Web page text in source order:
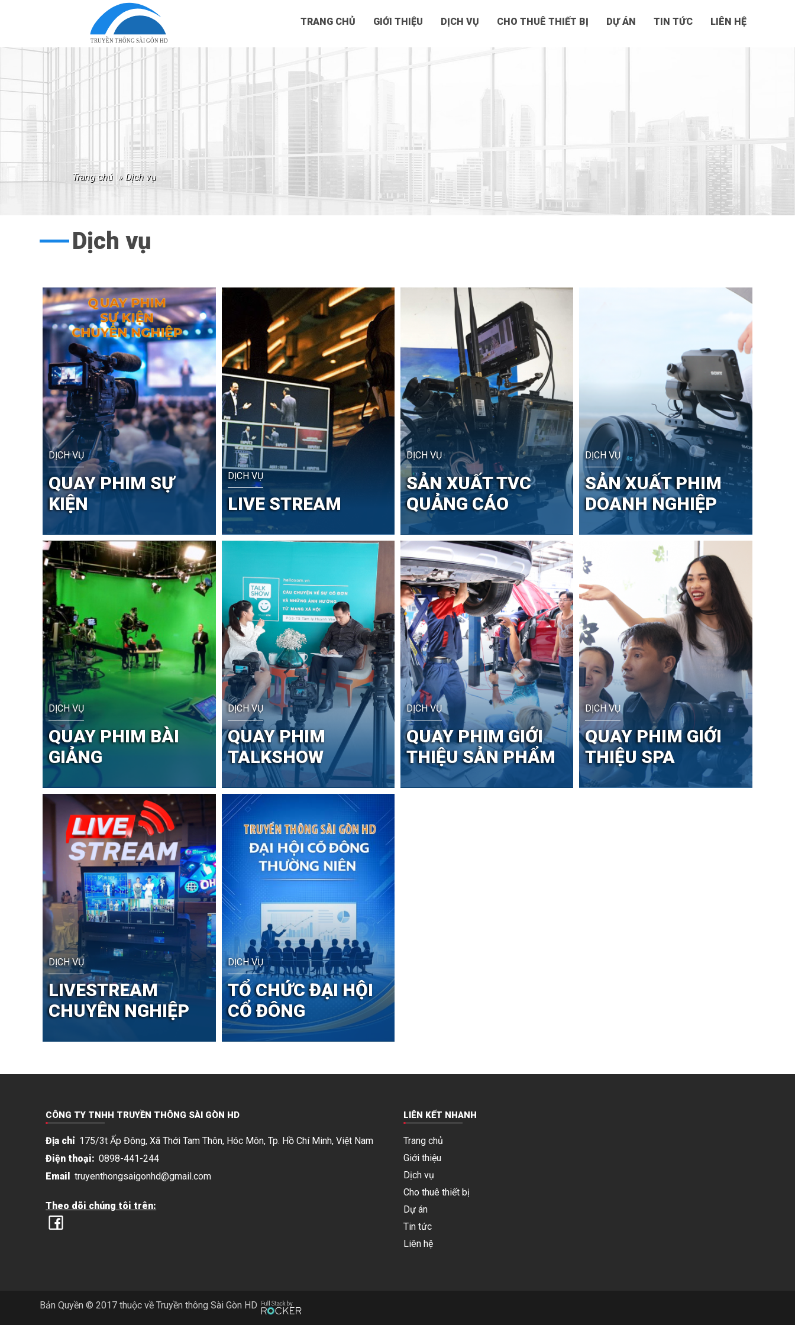
TRUYỀN THÔNG SÀI GÒN HD
TRANG CHỦ GIỚI THIỆU DỊCH VỤ CHO THUÊ THIẾT BỊ DỰ ÁN TIN TỨC LIÊN HỆ
trang chủ » dịch vụ
Dịch vụ
DỊCH VỤ
QUAY PHIM SỰ
KIỆN
DỊCH VỤ
LIVE STREAM
DỊCH VỤ
SẢN XUẤT TVC
QUẢNG CÁO
DỊCH VỤ
SẢN XUẤT PHIM
DOANH NGHIỆP
DỊCH VỤ
QUAY PHIM BÀI
GIẢNG
DỊCH VỤ
QUAY PHIM
TALKSHOW
DỊCH VỤ
QUAY PHIM GIỚI
THIỆU SẢN PHẨM
DỊCH VỤ
QUAY PHIM GIỚI
THIỆU SPA
DỊCH VỤ
LIVESTREAM
CHUYÊN NGHIỆP
DỊCH VỤ
TỔ CHỨC ĐẠI HỘI
CỔ ĐÔNG
CÔNG TY TNHH TRUYỀN THÔNG SÀI GÒN HD
Địa chỉ 175/3t Ấp Đông, Xã Thới Tam Thôn, Hóc Môn, Tp. Hồ Chí Minh, Việt Nam
Điện thoại: 0898-441-244
Email
truyenthongsaigonhd@gmail.com
Theo dõi chúng tôi trên:
LIÊN KẾT NHANH
Trang chủ
Giới thiệu
Dịch vụ
Cho thuê thiết bị
Dự án
Tin tức
Liên hệ
Bản Quyền © 2017 thuộc về Truyền thông Sài Gòn HD